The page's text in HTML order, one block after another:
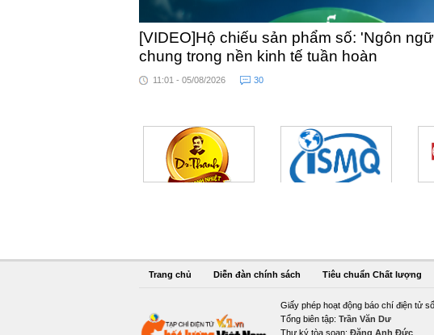
[VIDEO]Hộ chiếu sản phẩm số: 'Ngôn
chung trong nền kinh tế tuần hoàn
11:01 - 05/08/2026 30
Trang chủ Diễn đàn chính sách Tiêu chuẩn Chất lượng
Giấy phép hoạt động báo chí điện tử
Tổng biên tập: Trần Văn Dư
Thư ký tòa soạn: Đặng Anh Đức